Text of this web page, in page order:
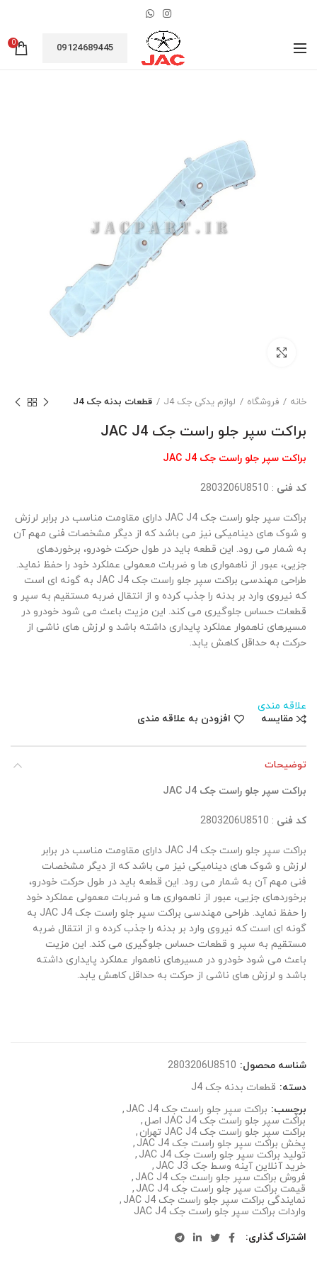
09124689445
0
خانه فروشگاه لوازم یدکی جک J4 قطعات بدنه جک J4
براکت سپر جلو راست جک JAC J4
براکت سپر جلو راست جک JAC J4
کد فنی : 2803206U8510
براکت سپر جلو راست جک JAC J4 دارای مقاومت مناسب در برابر لرزش
و شوک های دینامیکی نیز می باشد که از دیگر مشخصات فنی مهم آن
به شمار می رود. این قطعه باید در طول حرکت خودرو، برخوردهای
جزیی، عبور از ناهمواری ها و ضربات معمولی عملکرد خود را حفظ نماید.
طراحی مهندسی براکت سپر جلو راست جک JAC J4 به گونه ای است
که نیروی وارد بر بدنه را جذب کرده و از انتقال ضربه مستقیم به سپر و
قطعات حساس جلوگیری می کند. این مزیت باعث می شود خودرو در
مسیرهای ناهموار عملکرد پایداری داشته باشد و لرزش های ناشی از
حرکت به حداقل کاهش یابد.
علاقه مندی
مقایسه
افزودن به علاقه مندی
توضیحات
براکت سپر جلو راست جک JAC J4
کد فنی : 2803206U8510
براکت سپر جلو راست جک JAC J4 دارای مقاومت مناسب در برابر
لرزش و شوک های دینامیکی نیز می باشد که از دیگر مشخصات
فنی مهم آن به شمار می رود. این قطعه باید در طول حرکت خودرو،
برخوردهای جزیی، عبور از ناهمواری ها و ضربات معمولی عملکرد خود
را حفظ نماید. طراحی مهندسی براکت سپر جلو راست جک JAC J4 به
گونه ای است که نیروی وارد بر بدنه را جذب کرده و از انتقال ضربه
مستقیم به سپر و قطعات حساس جلوگیری می کند. این مزیت
باعث می شود خودرو در مسیرهای ناهموار عملکرد پایداری داشته
باشد و لرزش های ناشی از حرکت به حداقل کاهش یابد.
شناسه محصول: 2803206U8510
دسته: قطعات بدنه جک J4
برچسب: براکت سپر جلو راست جک JAC J4
,
براکت سپر جلو راست جک JAC J4 اصل
,
براکت سپر جلو راست جک JAC J4 تهران
,
پخش براکت سپر جلو راست جک JAC J4
,
تولید براکت سپر جلو راست جک JAC J4
,
خرید آنلاین آینه وسط جک JAC J3
,
فروش براکت سپر جلو راست جک JAC J4
,
قیمت براکت سپر جلو راست جک JAC J4
,
نمایندگی براکت سپر جلو راست جک JAC J4
,
واردات براکت سپر جلو راست جک JAC J4
اشتراک گذاری